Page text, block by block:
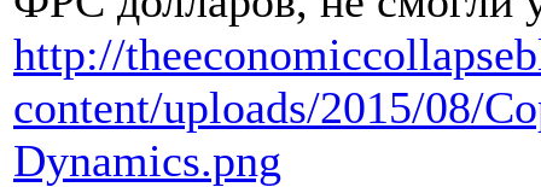
http://
content/uploads/2015/08/
Dynamics.png